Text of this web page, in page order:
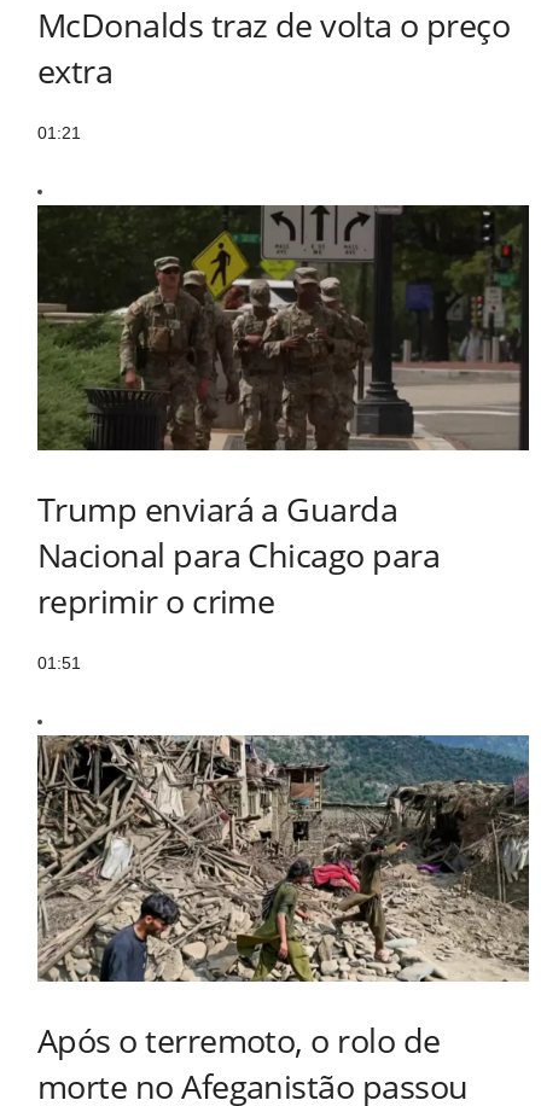
McDonalds traz de volta o preço
extra
01:21
Trump enviará a Guarda
Nacional para Chicago para
reprimir o crime
01:51
Após o terremoto, o rolo de
morte no Afeganistão passou